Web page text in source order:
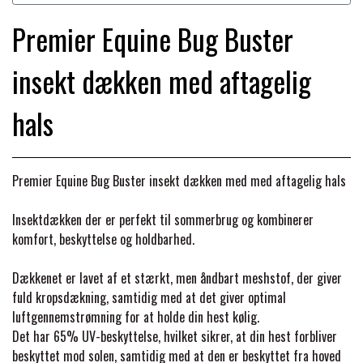
TERAPI PRODUKTER
STRØMPER
HUER & HALSTØRKLÆDER
BØRN & JUNIOR
HESTEBOLCHER & TREATS
STALD & FOLD
SKO & SMEDEVÆRKTØJ
TRAVDÆKKEN & TILBEHØR
SKO & VÆRKTØJ
TRAV KUSK
PONYTRAV
MONTÉ
GALOP
TILBEHØR
PREMIER EQUINE WALKER & RIDEDÆKKEN
PREMIER EQUINE INSEKTBESKYTTELSE
PREMIER EQUINE MAGNET & INFRARØD
TERAPI
PREMIER EQUINE GRIMER & TRÆKTOV
PREMIER EQUINE TRENSE & TILBEHØR
CARR & DAY & MARTIN
DELTACAST
EMIN
FENWICK LIQUID TITANIUM®
FINNTACK
Premier Equine Bug Buster
insekt dækken med aftagelig
hals
Premier Equine Bug Buster insekt dækken med med aftagelig hals
Insektdækken der er perfekt til sommerbrug og kombinerer
komfort, beskyttelse og holdbarhed.
Dækkenet er lavet af et stærkt, men åndbart meshstof, der giver
fuld kropsdækning, samtidig med at det giver optimal
luftgennemstrømning for at holde din hest kølig.
Det har 65% UV-beskyttelse, hvilket sikrer, at din hest forbliver
beskyttet mod solen, samtidig med at den er beskyttet fra hoved